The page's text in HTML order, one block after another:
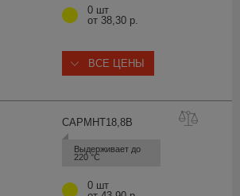
0 шт
от 38,30 р.
ВСЕ ЦЕНЫ
CAPMHT18,8B
Выдерживает до
220 °С
0 шт